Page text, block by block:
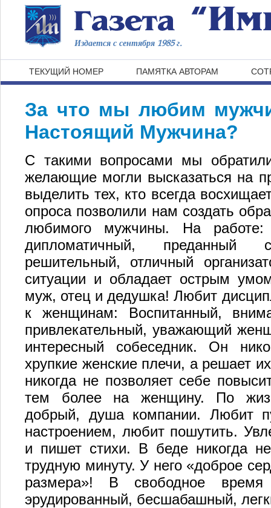
Издается с сентября 1985 г.
ТЕКУЩИЙ НОМЕР ПАМЯТКА АВТОРАМ
За что мы любим
Настоящий Мужчина?
С такими вопросами мы
желающие могли высказаться на
выделить тех, кто всегда
опроса позволили нам создать
любимого мужчины. На
дипломатичный, преданный
решительный, отличный
ситуации и обладает острым
муж, отец и дедушка! Любит
к женщинам: Воспитанный,
привлекательный, уважающий
интересный собеседник. Он
хрупкие женские плечи, а решает
никогда не позволяет себе
тем более на женщину. По
добрый, душа компании. Любит
настроением, любит пошутить.
и пишет стихи. В беде никогда
трудную минуту. У него «доброе
размера»! В свободное
эрудированный, бесшабашный,